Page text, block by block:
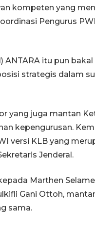
kompeten yang
Pengurus
ANTARA itu pun
strategis dalam
yang juga mantan
kepengurusan.
versi KLB yang
Jenderal.
Marthen
Gani Ottoh,
sama.